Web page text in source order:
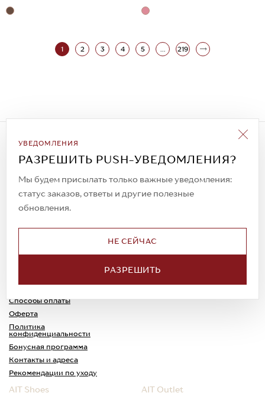
1 2 3 4 5 ... 219
УВЕДОМЛЕНИЯ
РАЗРЕШИТЬ PUSH-УВЕДОМЛЕНИЯ?
Мы будем присылать только важные уведомления:
статус заказов, ответы и другие полезные
обновления.
НЕ СЕЙЧАС
РАЗРЕШИТЬ
Подписаться на рассылку
Всегда будьте в курсе новых акций и
спецпредложений!
© 2023. AIT Shoes
Все права защищены
Доставка
Способы оплаты
Оферта
Политика
конфиденциальности
Обмен и возврат
Каспи-Ред
Бонусная программа
Контакты и адреса
Рекомендации по уходу
AIT Shoes AIT Outlet